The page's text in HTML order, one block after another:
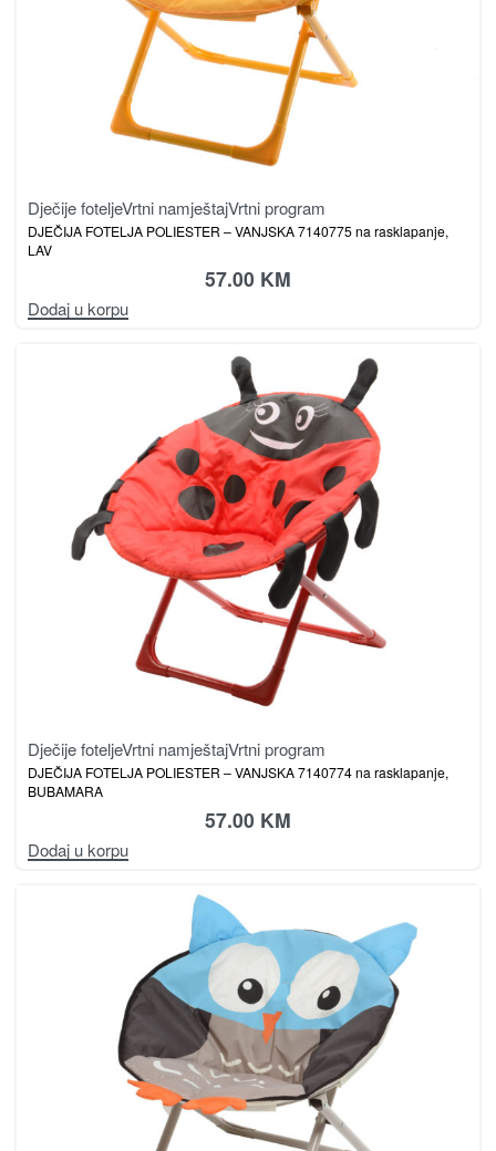
Dječije foteljeVrtni namještajVrtni program
DJEČIJA FOTELJA POLIESTER – VANJSKA 7140775 na rasklapanje,
LAV
57.00 KM
Dodaj u korpu
Dječije foteljeVrtni namještajVrtni program
DJEČIJA FOTELJA POLIESTER – VANJSKA 7140774 na rasklapanje,
BUBAMARA
57.00 KM
Dodaj u korpu